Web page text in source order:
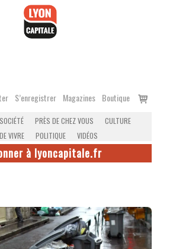
S’enregistrer Magazines Boutique
Voir
SOCIÉTÉ PRÈS DE CHEZ VOUS
CULTURE
VIVRE
POLITIQUE VIDÉOS
à lyoncapitale.fr